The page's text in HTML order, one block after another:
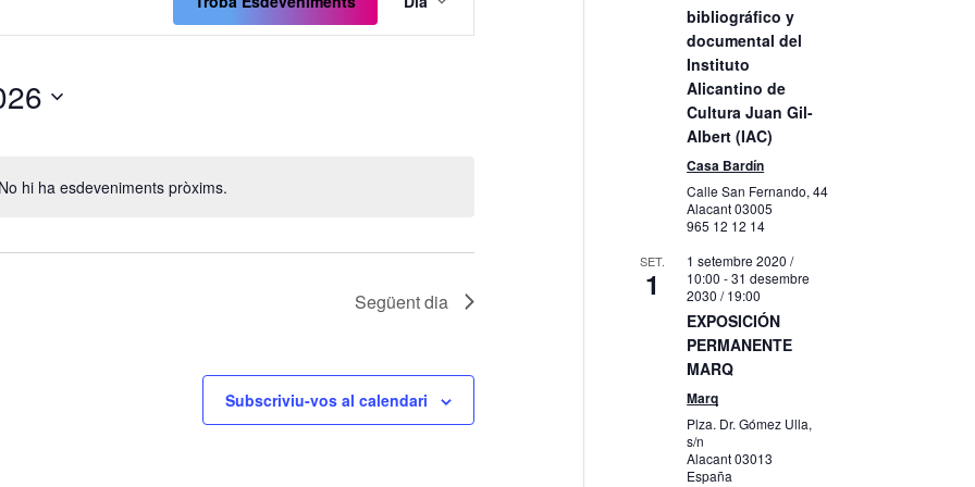
Avís
No hi ha esdeveniments pròxims.
Següent dia
Subscriviu-vos al calendari
bibliográfico y
documental del
Instituto
Alicantino de
Cultura Juan Gil-
Albert (IAC)
Casa Bardín
Calle San Fernando, 44
Alacant03005
965 12 12 14
SET.
1
1 setembre 2020 /
10:00 -31 desembre
2030 / 19:00
EXPOSICIÓN
PERMANENTE
MARQ
Marq
Plza. Dr. Gómez Ulla,
s/n
Alacant03013
España